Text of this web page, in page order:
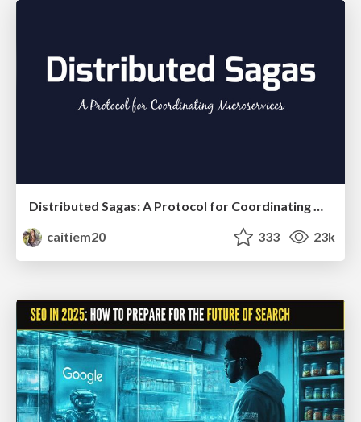
Distributed Sagas: A Protocol for Coordinating Microservices
caitiem20
333 23k